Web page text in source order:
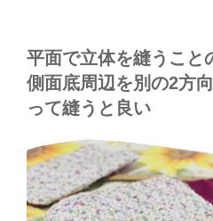
平面で立体を縫うこと
側面底周辺を別の2方
って縫うと良い